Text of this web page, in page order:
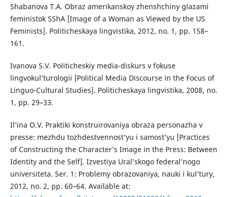
Shabanova T.A. Obraz amerikanskoy zhenshchiny glazami
feministok SShA [Image of a Woman as Viewed by the US
Feminists]. Politicheskaya lingvistika, 2012, no. 1, pp. 158–
161.
Ivanova S.V. Politicheskiy media-diskurs v fokuse
lingvokul’turologii [Political Media Discourse in the Focus of
Linguo-Cultural Studies]. Politicheskaya lingvistika, 2008, no.
1, pp. 29–33.
Il’ina O.V. Praktiki konstruirovaniya obraza personazha v
presse: mezhdu tozhdestvennost’yu i samost’yu [Practices
of Constructing the Character’s Image in the Press: Between
Identity and the Self]. Izvestiya Ural’skogo federal’nogo
universiteta. Ser. 1: Problemy obrazovaniya, nauki i kul’tury,
2012, no. 2, pp. 60–64. Available at: